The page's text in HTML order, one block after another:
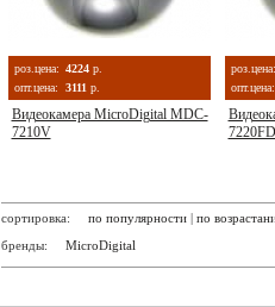
роз.цена: 4224 р.
опт.цена:
3111 р.
Видеокамера MicroDigital MDC-
7210V
роз.цена:
опт.цена:
сортировка: по популярности | по
бренды: MicroDigital